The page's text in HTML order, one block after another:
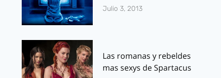
Julio 3, 2013
Las romanas y rebeldes
mas sexys de Spartacus